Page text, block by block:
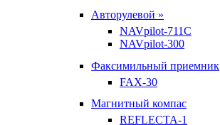
Авторулевой »
NAVpilot-711С
NAVpilot-300
Факсимильный приемник
FAX-30
Магнитный компас
REFLECTA-1